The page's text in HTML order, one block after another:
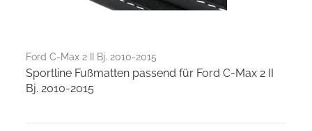
Ford C-Max 2 II Bj. 2010-2015
Sportline Fußmatten passend für Ford C-Max 2 II
Bj. 2010-2015